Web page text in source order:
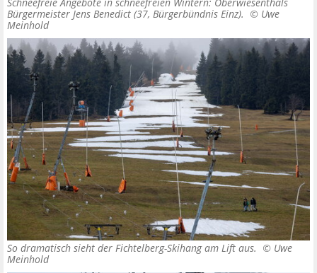
Schneefreie Angebote in schneefreien Wintern: Oberwiesenthals
Bürgermeister Jens Benedict (37, Bürgerbündnis Einz). © Uwe
Meinhold
So dramatisch sieht der Fichtelberg-Skihang am Lift aus. © Uwe
Meinhold